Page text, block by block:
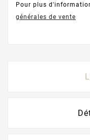
Pour plus
générales de vente